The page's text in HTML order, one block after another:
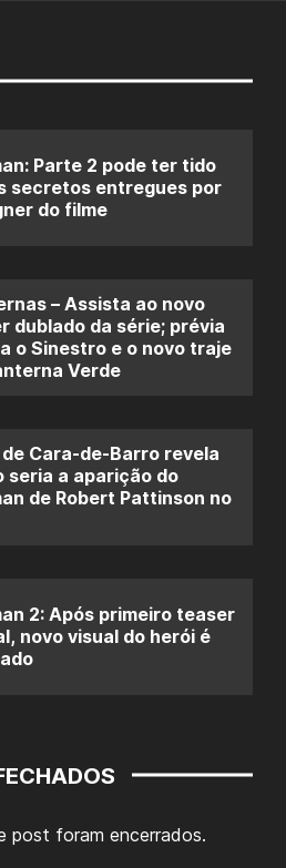
Parte 2 pode ter tido
secretos entregues por
do filme
– Assista ao novo
dublado da série; prévia
o Sinestro e o novo traje
Verde
Cara-de-Barro revela
seria a aparição do
de Robert Pattinson no
2: Após primeiro teaser
novo visual do herói é
post foram encerrados.